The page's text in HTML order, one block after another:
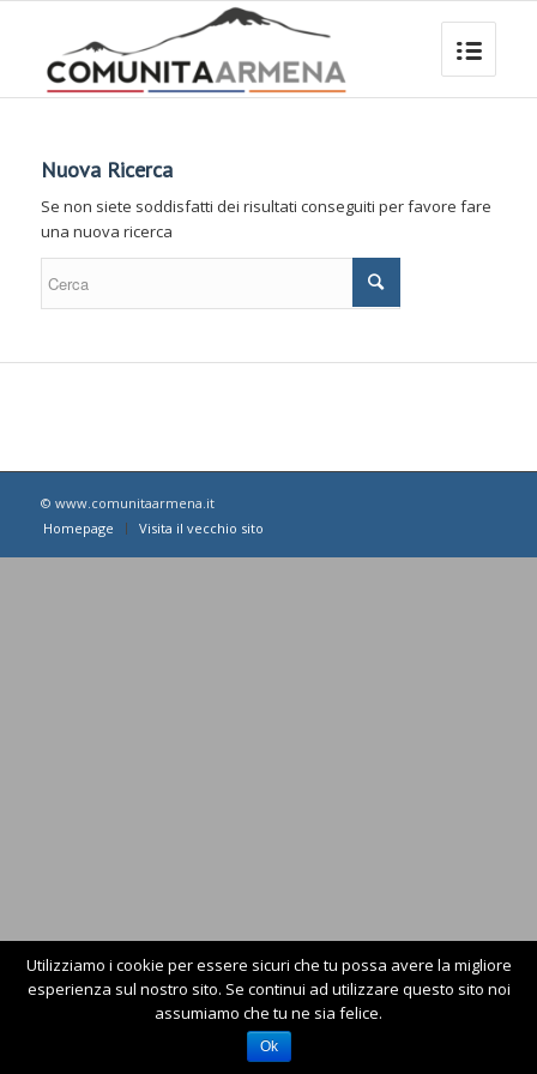
Nuova Ricerca
Se non siete soddisfatti dei risultati conseguiti per favore fare
una nuova ricerca
© www.comunitaarmena.it
Homepage
Visita il vecchio sito
Utilizziamo i cookie per essere sicuri che tu possa avere la migliore
esperienza sul nostro sito. Se continui ad utilizzare questo sito noi
assumiamo che tu ne sia felice.
Ok